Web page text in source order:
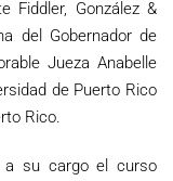
Fiddler, González &
del Gobernador de
Jueza Anabelle
de Puerto Rico
Rico.
a su cargo el curso